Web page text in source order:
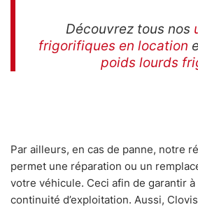
Découvrez tous nos
frigorifiques en location
poids lourds
Par ailleurs, en cas de panne, notre
permet une réparation ou un
votre véhicule. Ceci afin de garantir
continuité d’exploitation. Aussi,